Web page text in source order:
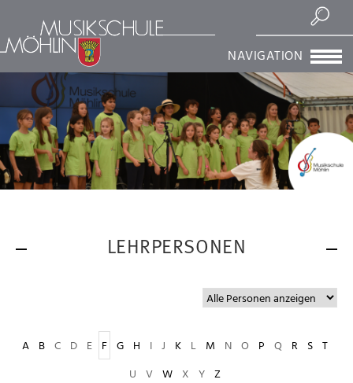
Suchen
NAVIGATION
LEHRPERSONEN
A B C D E F G H I J K L M N O P Q R S T
U
V W X Y Z